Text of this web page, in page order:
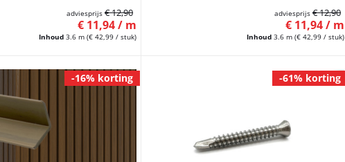
Inhoud 3.6 m (€ 42,99 / stuk)
€ 11,94 / m
adviesprijs € 12,90
Inhoud 3.6 m (€ 42,99 / stuk)
€ 11,94 / m
adviesprijs € 12,90
-16% korting -61% korting